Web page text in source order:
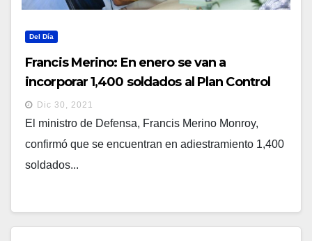
Del Día
Francis Merino: En enero se van a
incorporar 1,400 soldados al Plan Control
Territorial
Dic 30, 2021
El ministro de Defensa, Francis Merino Monroy,
confirmó que se encuentran en adiestramiento 1,400
soldados...